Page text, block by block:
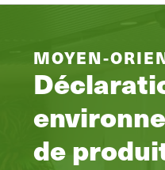
MOYEN-
de